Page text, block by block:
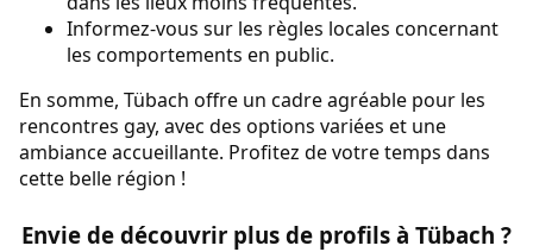
Informez-vous sur les règles locales concernant
les comportements en public.
En somme, Tübach offre un cadre agréable pour les
rencontres gay, avec des options variées et une
ambiance accueillante. Profitez de votre temps dans
cette belle région !
Envie de découvrir plus de profils à Tübach ?